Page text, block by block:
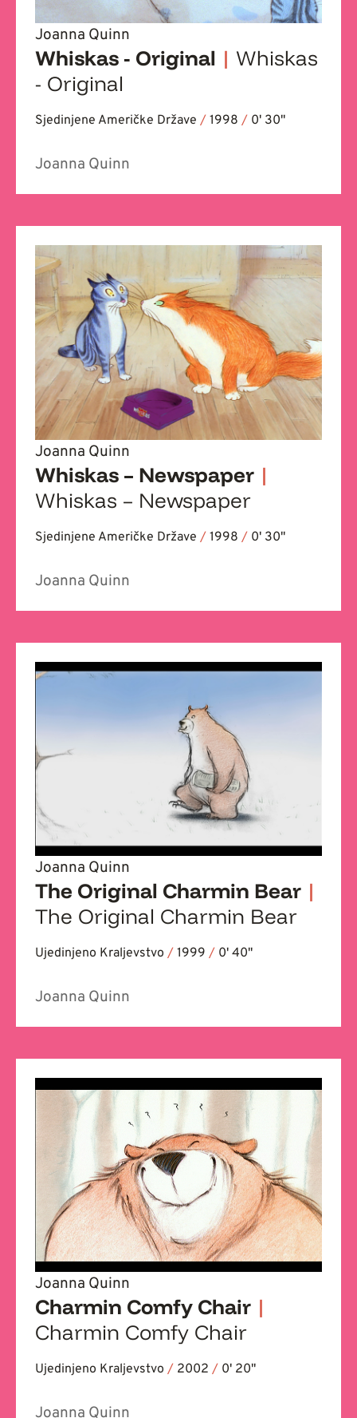
Joanna Quinn
Whiskas - Original | Whiskas
- Original
Sjedinjene Američke Države / 1998 / 0' 30''
Joanna Quinn
Joanna Quinn
Whiskas – Newspaper |
Whiskas – Newspaper
Sjedinjene Američke Države / 1998 / 0' 30''
Joanna Quinn
Joanna Quinn
The Original Charmin Bear |
The Original Charmin Bear
Ujedinjeno Kraljevstvo / 1999 / 0' 40''
Joanna Quinn
Joanna Quinn
Charmin Comfy Chair |
Charmin Comfy Chair
Ujedinjeno Kraljevstvo / 2002 / 0' 20''
Joanna Quinn